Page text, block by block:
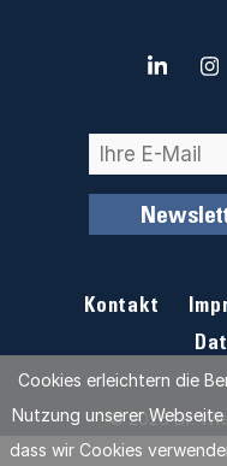
Kontakt
© 2026 Dr.
Cookies erleichtern die
Nutzung unserer
dass wir Cookies